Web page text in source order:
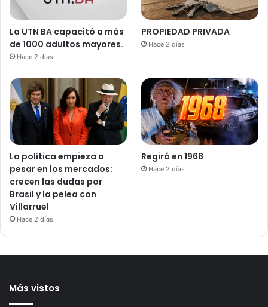
La UTN BA capacitó a más
de 1000 adultos mayores.
Hace 2 días
PROPIEDAD PRIVADA
Hace 2 días
La política empieza a
pesar en los mercados:
crecen las dudas por
Brasil y la pelea con
Villarruel
Hace 2 días
Regirá en 1968
Hace 2 días
Más vistos